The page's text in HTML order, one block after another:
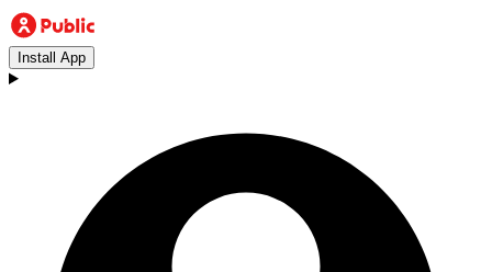
Install App